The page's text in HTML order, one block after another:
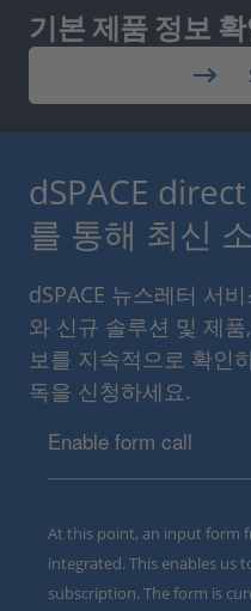
기본 제품 정보
dSPACE
를 통해 최신
dSPACE 뉴스레터 서
와 신규 솔루션 및 제
보를 지속적으로 확인
독을 신청하세요.
Enable form call
At this point, an input form
integrated. This enables us
subscription. The form is